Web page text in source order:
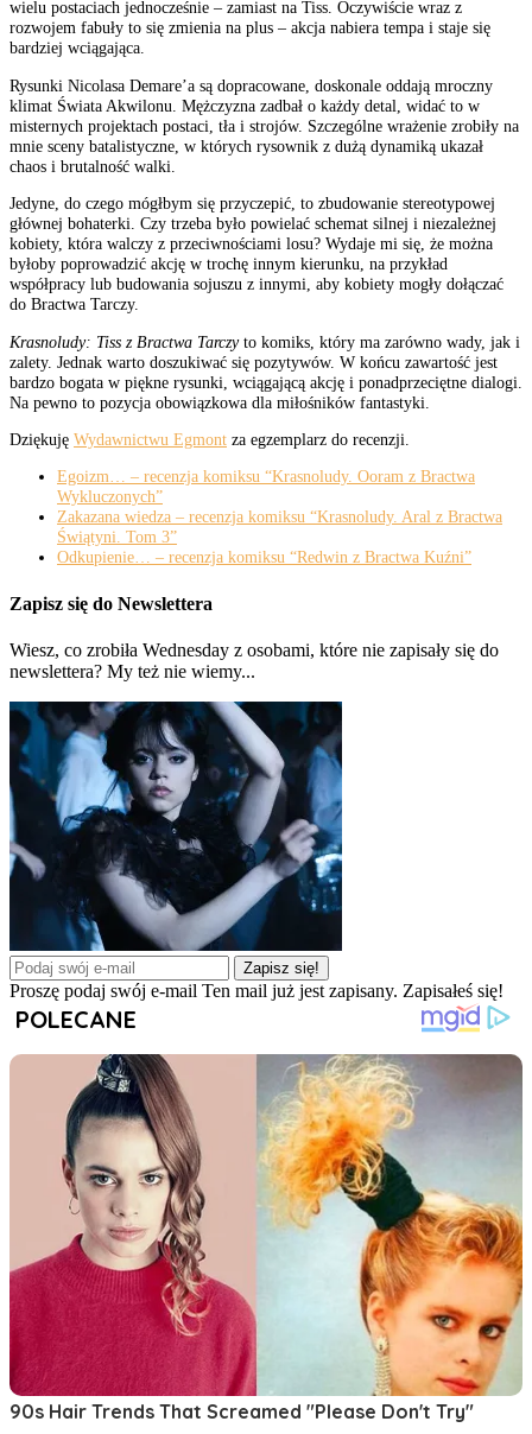
wielu postaciach jednocześnie – zamiast na Tiss. Oczywiście wraz z
rozwojem fabuły to się zmienia na plus – akcja nabiera tempa i staje się
bardziej wciągająca.
Rysunki Nicolasa Demare’a są dopracowane, doskonale oddają mroczny
klimat Świata Akwilonu. Mężczyzna zadbał o każdy detal, widać to w
misternych projektach postaci, tła i strojów. Szczególne wrażenie zrobiły na
mnie sceny batalistyczne, w których rysownik z dużą dynamiką ukazał
chaos i brutalność walki.
Jedyne, do czego mógłbym się przyczepić, to zbudowanie stereotypowej
głównej bohaterki. Czy trzeba było powielać schemat silnej i niezależnej
kobiety, która walczy z przeciwnościami losu? Wydaje mi się, że można
byłoby poprowadzić akcję w trochę innym kierunku, na przykład
współpracy lub budowania sojuszu z innymi, aby kobiety mogły dołączać
do Bractwa Tarczy.
Krasnoludy: Tiss z Bractwa Tarczyto komiks, który ma zarówno wady, jak i
zalety. Jednak warto doszukiwać się pozytywów. W końcu zawartość jest
bardzo bogata w piękne rysunki, wciągającą akcję i ponadprzeciętne dialogi.
Na pewno to pozycja obowiązkowa dla miłośników fantastyki.
Dziękuję Wydawnictwu Egmont za egzemplarz do recenzji.
Egoizm… – recenzja komiksu “Krasnoludy. Ooram z Bractwa
Wykluczonych”
Zakazana wiedza – recenzja komiksu “Krasnoludy. Aral z Bractwa
Świątyni. Tom 3”
Odkupienie… – recenzja komiksu “Redwin z Bractwa Kuźni”
Zapisz się do Newslettera
Wiesz, co zrobiła Wednesday z osobami, które nie zapisały się do
newslettera? My też nie wiemy...
Zapisz się!
Proszę podaj swój e-mail Ten mail już jest zapisany. Zapisałeś się!